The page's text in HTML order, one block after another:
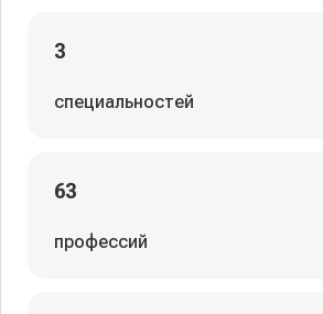
3
специальностей
63
профессий